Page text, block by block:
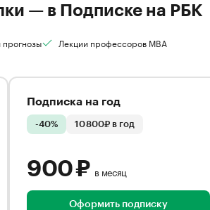
— в Подписке на РБК
прогнозы Лекции профессоров MBA
Подписка на год
-40% 10 800₽ в год
900 ₽ в месяц
Оформить подписку